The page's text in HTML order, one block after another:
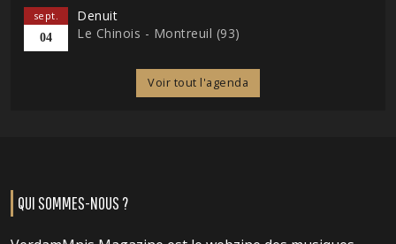
sept.
04
Denuit
Le Chinois - Montreuil (93)
Voir tout l'agenda
QUI SOMMES-NOUS ?